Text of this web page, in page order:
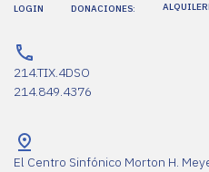
LOGIN DONACIONES:
214.TIX.4DSO
214.849.4376
El Centro Sinfónico Morton H.